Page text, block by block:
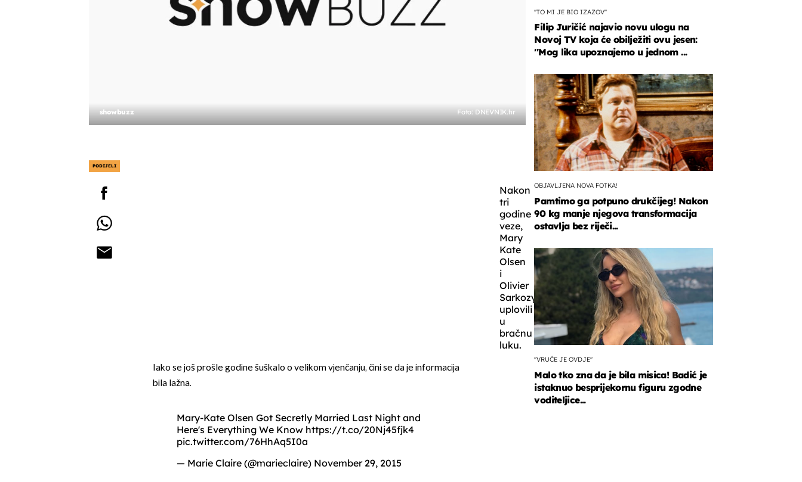
showbuzz Foto: DNEVNIK.hr
PODIJELI
Nakon
tri
godine
veze,
Mary
Kate
Olsen
i
Olivier
Sarkozy
uplovili
u
bračnu
luku.
Iako se još prošle godine šuškalo o velikom vjenčanju, čini se da je informacija
bila lažna.
Mary-Kate Olsen Got Secretly Married Last Night and
Here's Everything We Know https://t.co/20Nj45fjk4
pic.twitter.com/76HhAq5I0a
— Marie Claire (@marieclaire) November 29, 2015
''TO MI JE BIO IZAZOV''
Filip Juričić najavio novu ulogu na
Novoj TV koja će obilježiti ovu jesen:
''Mog lika upoznajemo u jednom ...
OBJAVLJENA NOVA FOTKA!
Pamtimo ga potpuno drukčijeg! Nakon
90 kg manje njegova transformacija
ostavlja bez riječi...
"VRUĆE JE OVDJE"
Malo tko zna da je bila misica! Badić je
istaknuo besprijekornu figuru zgodne
voditeljice...